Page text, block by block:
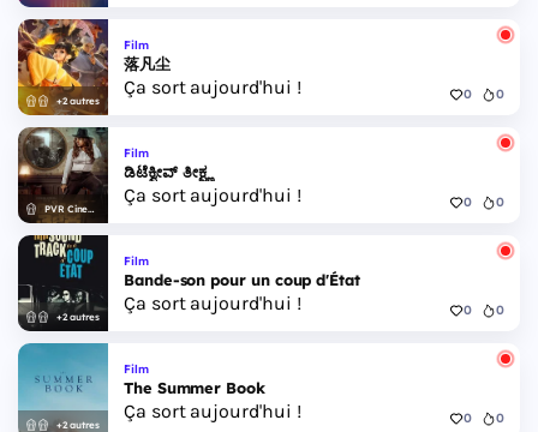
+2 autres
Film
落凡尘
Ça sort aujourd'hui ! 0 0
PVR Cinemas
Film
ಡಿಟೆಕ್ವೀವ್ ತೀಕ್ಷ್ಣ
Ça sort aujourd'hui ! 0 0
+2 autres
Film
Bande-son pour un coup d'État
Ça sort aujourd'hui ! 0 0
+2 autres
Film
The Summer Book
Ça sort aujourd'hui ! 0 0